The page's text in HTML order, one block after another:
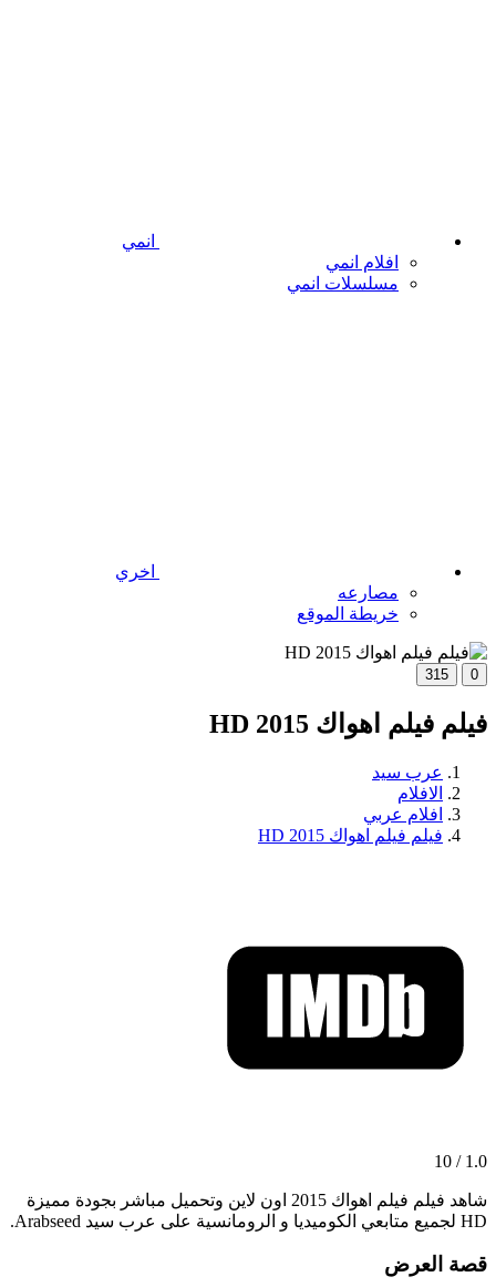
انمي
افلام انمي
مسلسلات انمي
اخري
مصارعه
خريطة الموقع
0
315
فيلم فيلم اهواك 2015 HD
عرب سيد
الافلام
افلام عربي
فيلم فيلم اهواك 2015 HD
1.0 / 10
شاهد فيلم فيلم اهواك 2015 اون لاين وتحميل مباشر بجودة مميزة
HD لجميع متابعي الكوميديا و الرومانسية على عرب سيد Arabseed.
قصة العرض